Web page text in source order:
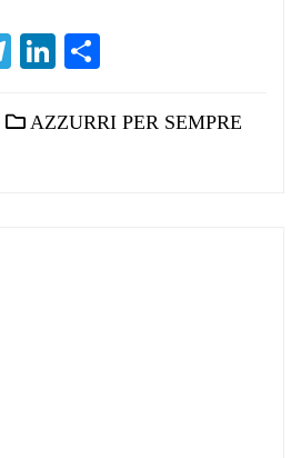
Telegram
LinkedIn
AZZURRI PER SEMPRE